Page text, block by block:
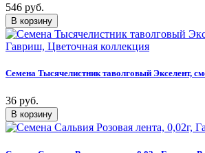
546 руб.
Семена Тысячелистник таволговый Экселент,
36 руб.